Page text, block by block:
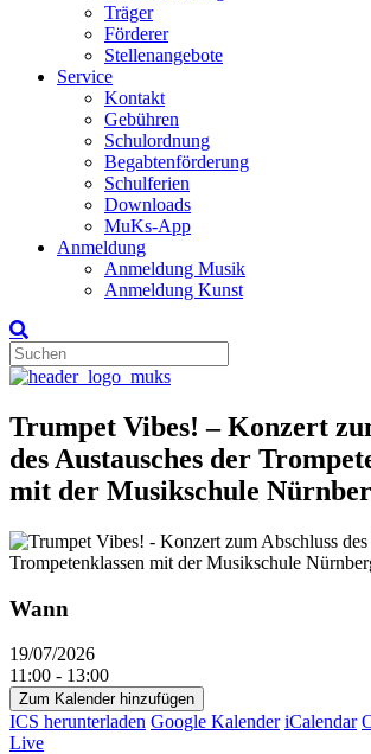
Träger
Förderer
Stellenangebote
Service
Kontakt
Gebühren
Schulordnung
Begabtenförderung
Schulferien
Downloads
MuKs-App
Anmeldung
Anmeldung Musik
Anmeldung Kunst
Trumpet Vibes! – Konzert
des Austausches der
mit der Musikschule
Wann
19/07/2026
11:00 - 13:00
Zum Kalender hinzufügen
ICS herunterladen Google Kalender iCalendar
Live